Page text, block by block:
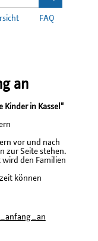
FAQ
an
Kinder in Kassel"
vor und nach
zur Seite stehen.
wird den Familien
können